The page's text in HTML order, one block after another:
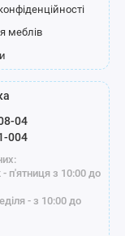
меблів
04
004
- п'ятниця з 10:00 до
- з 10:00 до